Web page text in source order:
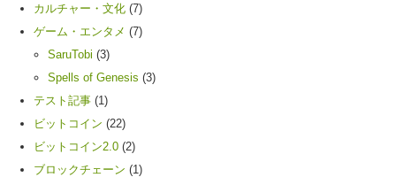
カルチャー・文化 (7)
ゲーム・エンタメ (7)
SaruTobi (3)
Spells of Genesis (3)
テスト記事 (1)
ビットコイン (22)
ビットコイン2.0 (2)
ブロックチェーン (1)